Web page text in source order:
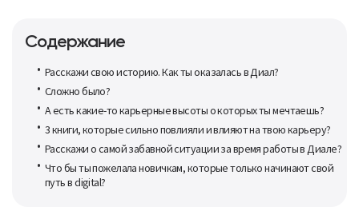
Содержание
Расскажи свою историю. Как ты оказалась в Диал?
Сложно было?
А есть какие-то карьерные высоты о которых ты мечтаешь?
3 книги, которые сильно повлияли и влияют на твою карьеру?
Расскажи о самой забавной ситуации за время работы в Диале?
Что бы ты пожелала новичкам, которые только начинают свой
путь в digital?